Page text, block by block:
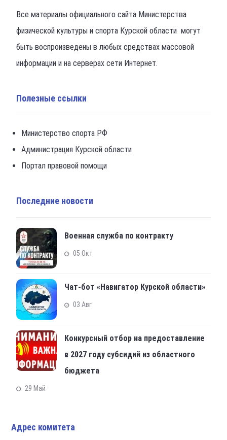
Все материалы официального сайта Министерства
физической культуры и спорта Курской области могут
быть воспроизведены в любых средствах массовой
информации и на серверах сети Интернет.
Полезные ссылки
Министерство спорта РФ
Администрация Курской области
Портал правовой помощи
Последние новости
Военная служба по контракту
05 Окт
Чат-бот «Навигатор Курской области»
03 Авг
Конкурсный отбор на предоставление
в 2027 году субсидий из областного
бюджета
29 Май
Адрес комитета